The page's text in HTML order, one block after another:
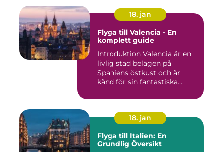
18. jan
Flyga till Valencia - En
komplett guide
Introduktion Valencia är en
livlig stad belägen på
Spaniens östkust och är
känd för sin fantastiska...
18. jan
Flyga till Italien: En
Grundlig Översikt